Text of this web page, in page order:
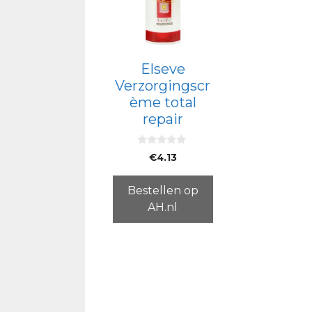
Elseve
Verzorgingscr
ème total
repair
5
€4.13
Bestellen op
AH.nl